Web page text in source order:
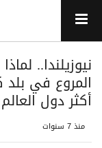
نيوزيلندا..
المروع في
أكثر دول
منذ 7 سنوات